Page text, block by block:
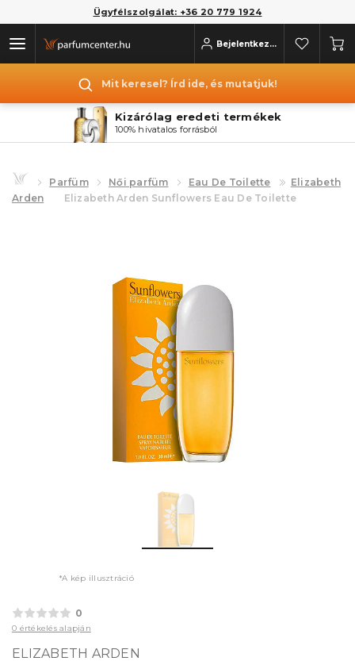
Ügyfélszolgálat: +36 20 779 1924
Bejelentkezés
Mit keresel? Írd ide, és mutatjuk!
Kizárólag eredeti termékek
100% hivatalos forrásból
Parfüm Női parfüm Eau De Toilette
Elizabeth
Arden
Elizabeth Arden Sunflowers Eau De Toilette
*A kép illusztráció
0
0 értékelés alapján
ELIZABETH ARDEN